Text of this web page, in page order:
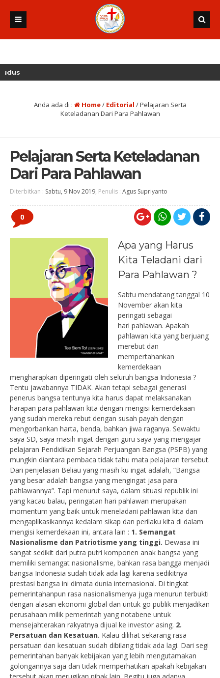
Anda ada di : Home/ Editorial /Pelajaran Serta
Keteladanan Dari Para Pahlawan
Pelajaran Serta Keteladanan
Dari Para Pahlawan
Diterbitkan : Sabtu, 9 Nov 2019, Penulis : Agus Supriyanto
0
Apa yang Harus
Kita Teladani dari
Para Pahlawan ?
Sabtu mendatang tanggal 10
November akan kita
peringati sebagai
hari pahlawan. Apakah
pahlawan kita yang berjuang
merebut dan
mempertahankan
kemerdekaan
mengharapkan diperingati oleh seluruh bangsa Indonesia ?
Tentu jawabannya TIDAK. Akan tetapi sebagai generasi
penerus bangsa tentunya kita harus dapat melaksanakan
harapan para pahlawan kita dengan mengisi kemerdekaan
yang sudah mereka rebut dengan susah payah dengan
mengorbankan harta, benda, bahkan jiwa raganya. Sewaktu
saya SD, saya masih ingat dengan guru saya yang mengajar
pelajaran Pendidikan Sejarah Perjuangan Bangsa (PSPB) yang
mungkin diantara pembaca tidak tahu mata pelajaran tersebut.
Dari penjelasan Beliau yang masih ku ingat adalah, “Bangsa
yang besar adalah bangsa yang mengingat jasa para
pahlawannya”. Tapi menurut saya, dalam situasi republik ini
yang kacau balau, peringatan hari pahlawan merupakan
momentum yang baik untuk meneladani pahlawan kita dan
mengaplikasikannya kedalam sikap dan perilaku kita di dalam
mengisi kemerdekaan ini, antara lain : 1. Semangat
Nasionalisme dan Patriotisme yang tinggi. Dewasa ini
sangat sedikit dari putra putri komponen anak bangsa yang
memiliki semangat nasionalisme, bahkan rasa bangga menjadi
bangsa Indonesia sudah tidak ada lagi karena sedikitnya
prestasi bangsa ini dimata dunia internasional. Di tingkat
pemerintahanpun rasa nasionalismenya juga menurun terbukti
dengan alasan ekonomi global dan untuk go publik menjadikan
perusahaan milik pemerintah yang notabene untuk
mensejahterakan rakyatnya dijual ke investor asing. 2.
Persatuan dan Kesatuan. Kalau dilihat sekarang rasa
persatuan dan kesatuan sudah dibilang tidak ada lagi. Dari segi
pemerintahan banyak kebijakan yang lebih mengutamakan
golongannya saja dan tidak memperhatikan apakah kebijakan